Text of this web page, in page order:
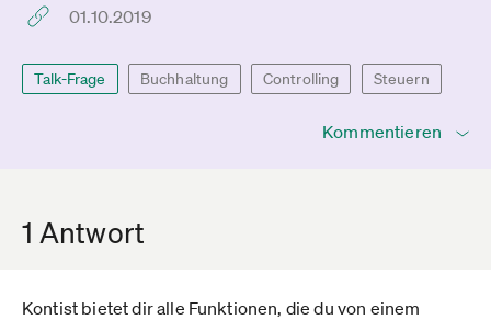
01.10.2019
Talk-Frage Buchhaltung Controlling Steuern
Kommentieren
1 Antwort
Kontist bietet dir alle Funktionen, die du von einem